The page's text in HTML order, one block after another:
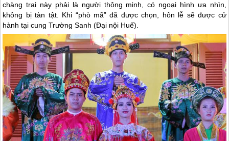
chàng trai này phải là người thông minh, có ngoại hình ưa nhìn,
không bị tàn tật. Khi “phò mã” đã được chọn, hôn lễ sẽ được cử
hành tại cung Trường Sanh (Đại nội Huế).